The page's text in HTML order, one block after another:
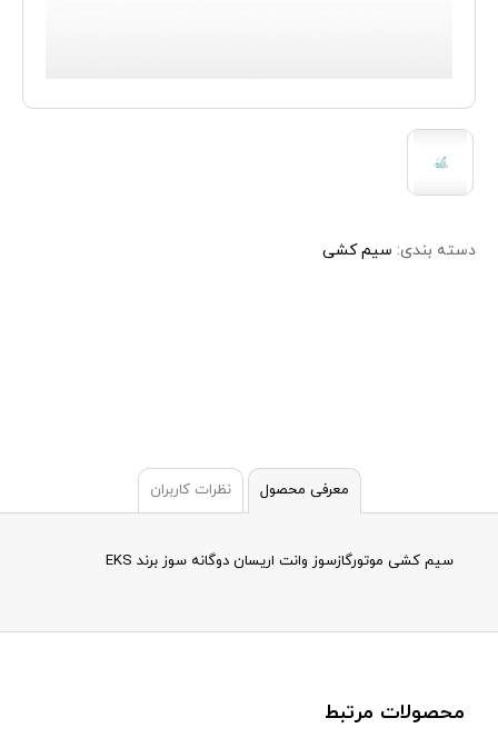
دسته بندی: سیم کشی
معرفی محصول نظرات کاربران
سیم کشی موتورگازسوز وانت اريسان دوگانه سوز برند EKS
محصولات مرتبط